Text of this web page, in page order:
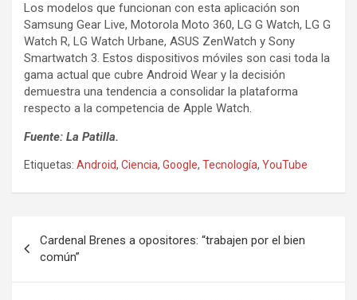
Los modelos que funcionan con esta aplicación son
Samsung Gear Live, Motorola Moto 360, LG G Watch, LG G
Watch R, LG Watch Urbane, ASUS ZenWatch y Sony
Smartwatch 3. Estos dispositivos móviles son casi toda la
gama actual que cubre Android Wear y la decisión
demuestra una tendencia a consolidar la plataforma
respecto a la competencia de Apple Watch.
Fuente: La Patilla.
Etiquetas: Android, Ciencia, Google, Tecnología, YouTube
v
Cardenal Brenes a opositores: “trabajen por el bien
común”